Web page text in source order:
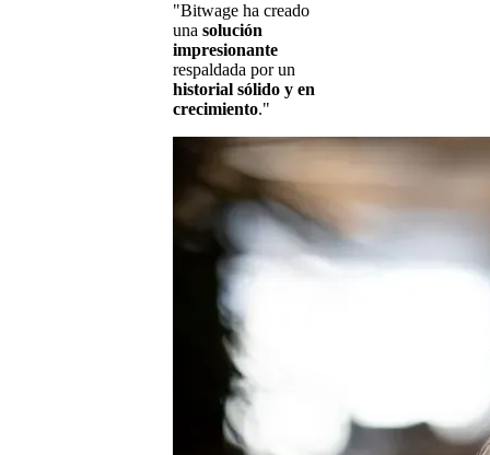
"Bitwage ha creado
una solución
impresionante
respaldada por un
historial sólido y en
crecimiento."